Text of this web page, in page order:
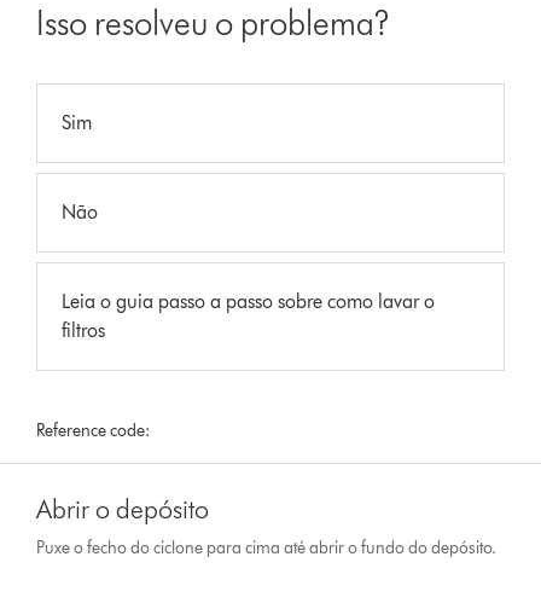
Isso resolveu o problema?
Sim
Não
Leia o guia passo a passo sobre como lavar o
filtros
Reference code:
Abrir o depósito
Puxe o fecho do ciclone para cima até abrir o fundo do depósito.